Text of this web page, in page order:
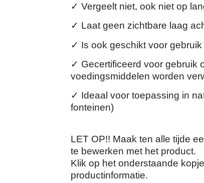
✓ Vergeelt niet, ook niet op
✓ Laat geen zichtbare laag
✓ Is ook geschikt voor
✓ Gecertificeerd voor gebruik
voedingsmiddelen worden
✓ Ideaal voor toepassing in
fonteinen)
LET OP!! Maak ten alle tijde
te bewerken met het product.
Klik op het onderstaande
productinformatie.